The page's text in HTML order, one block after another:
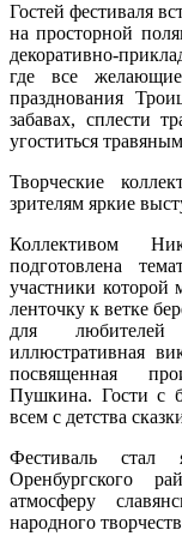
Гостей фестиваля
на просторной
декоративно-
где все
празднования
забавах, сплести
угоститься
Творческие
зрителям яркие
Коллективом
подготовлена
участники которой
ленточку к ветке
для любителей
иллюстративная
посвященная
Пушкина. Гости с
всем с детства
Фестиваль стал
Оренбургского
атмосферу
народного